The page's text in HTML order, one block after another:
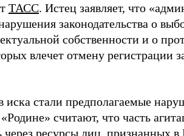
ТАСС. Истец заявляет, что
законодательства о
собственности и о
влечет отмену регистрации
стали предполагаемые
считают, что часть
через ресурсы лиц, признанных